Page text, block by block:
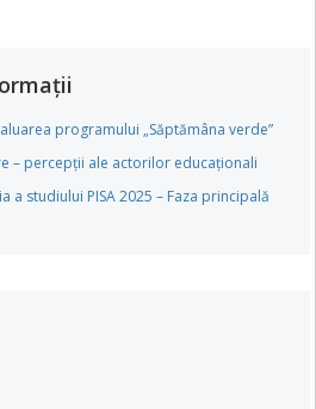
programului „Săptămâna verde”
– percepții ale actorilor educaționali
a studiului PISA 2025 – Faza principală